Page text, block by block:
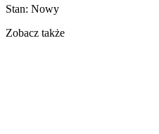
Stan: Nowy
Zobacz także